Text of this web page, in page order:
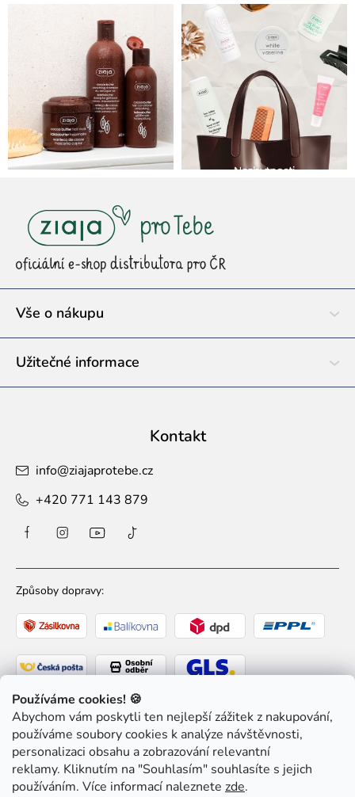
Používáme cookies! 🍪
Abychom vám poskytli ten nejlepší zážitek z nakupování,
používáme soubory cookies k analýze návštěvnosti,
personalizaci obsahu a zobrazování relevantní
reklamy. Kliknutím na "Souhlasím" souhlasíte s jejich
používáním. Více informací naleznete zde.
t
Vše o nákupu
Užitečné informace
Kontakt
info@ziajaprotebe.cz
+420 771 143 879
Způsoby dopravy:
Způsoby platby: